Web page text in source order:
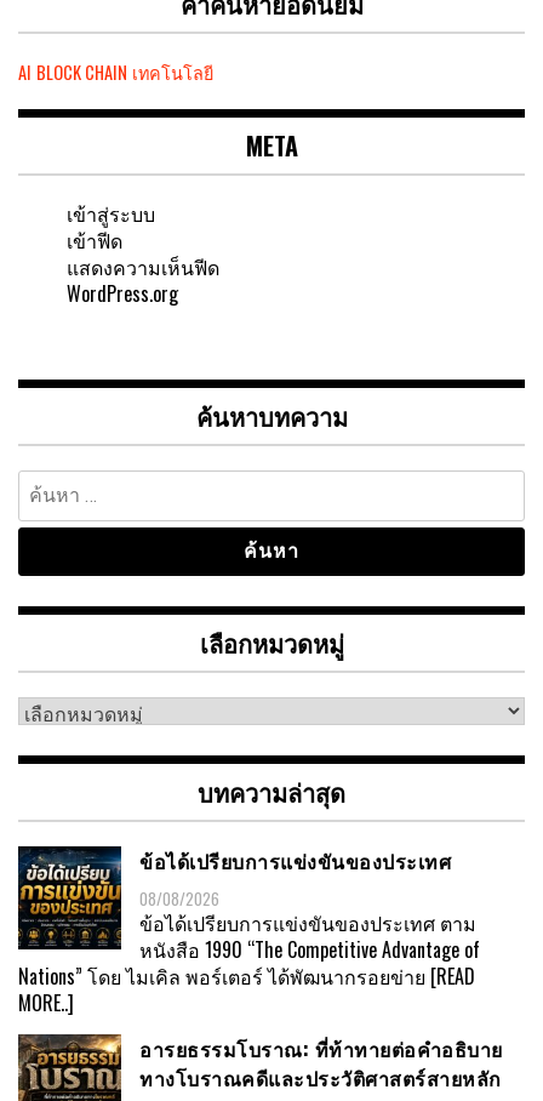
AI BLOCK CHAIN เทคโนโลยี
META
เข้าสู่ระบบ
เข้าฟีด
แสดงความเห็นฟีด
WordPress.org
ค้นหาบทความ
ค้นหา
สำหรับ:
เลือกหมวดหมู่
เลือก
หมู่
บทความล่าสุด
ข้อได้เปรียบการแข่งขันของประเทศ
08/08/2026
ข้อได้เปรียบการแข่งขันของประเทศ ตาม
หนังสือ 1990 “The Competitive Advantage of
Nations” โดย ไมเคิล พอร์เตอร์ ได้พัฒนากรอยข่าย [READ
MORE..]
อารยธรรมโบราณ: ที่ท้าทายต่อคำอธิบาย
ทางโบราณคดีและประวัติศาสตร์สายหลัก